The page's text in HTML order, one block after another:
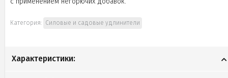
Категория: Силовые и садовые удлинители
Характеристики: